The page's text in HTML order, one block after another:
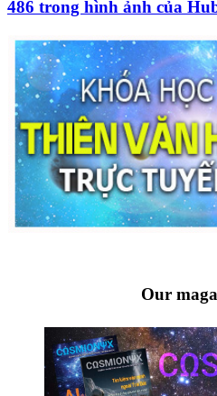
486 trong hình ảnh của
Our